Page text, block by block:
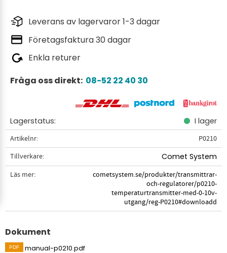
Leverans av lagervaror 1-3 dagar
Företagsfaktura 30 dagar
Enkla returer
Fråga oss direkt: 08-52 22 40 30
Lagerstatus I lager
Artikelnr
P0210
Tillverkare
Comet System
Läs mer
cometsystem.se/produkter/transmittrar-
och-regulatorer/p0210-
temperaturtransmitter-med-0-10v-
utgang/reg-P0210#downloadd
Dokument
manual-p0210.pdf